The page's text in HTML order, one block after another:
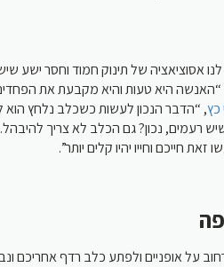
לנו אסוציאציה של תינוק חמוד וחסר ישע
“האנשה היא טעות והיא מקבעת את
כץ, “הדבר הנכון לעשות כשכלב נלחץ
רעמים, נכון? גם הכלב לא צריך
זאת חייכם וחייו יהיו קלים יותר”.
על אופניים ולפתע כלב רדף אחריכם